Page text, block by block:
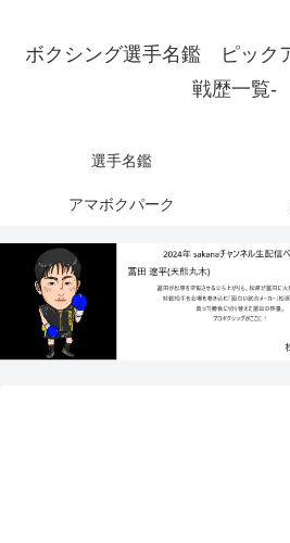
ボクシング選手名鑑 ピック
戦歴一覧-
選手名鑑
アマボクパーク